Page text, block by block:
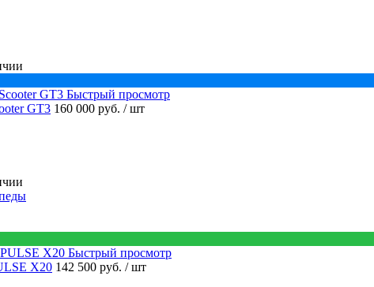
Быстрый просмотр
GT3 160 000 руб. / шт
Быстрый просмотр
X20 142 500 руб. / шт